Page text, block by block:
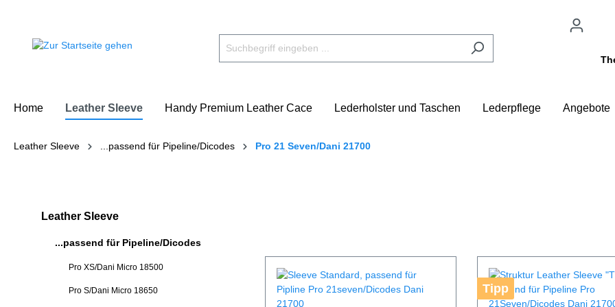
Home Leather Sleeve Handy Premium Leather Cace Lederholster und Taschen Lederpflege Angebote
Leather Sleeve ...passend für Pipeline/Dicodes Pro 21 Seven/Dani 21700
Leather Sleeve
...passend für Pipeline/Dicodes
Pro XS/Dani Micro 18500
Pro S/Dani Micro 18650 Tipp